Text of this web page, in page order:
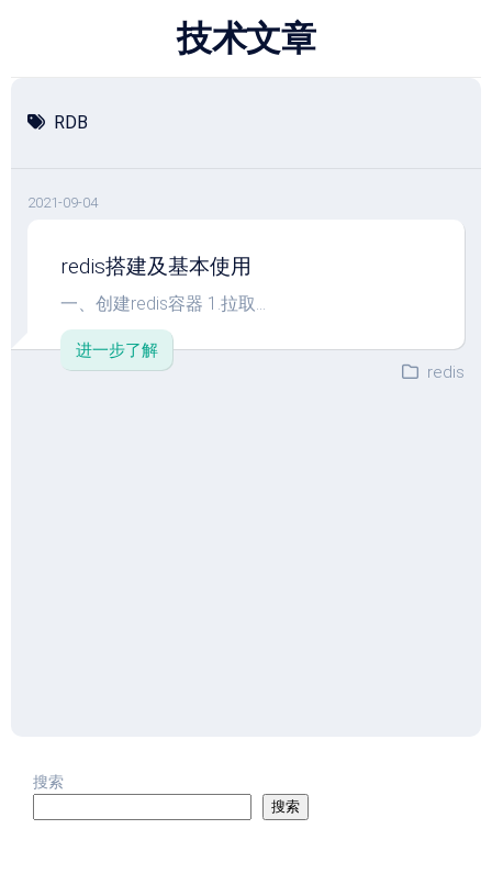
技术文章
RDB
2021-09-04
redis搭建及基本使用
一、创建redis容器 1.拉取...
进一步了解
redis
搜索
搜索